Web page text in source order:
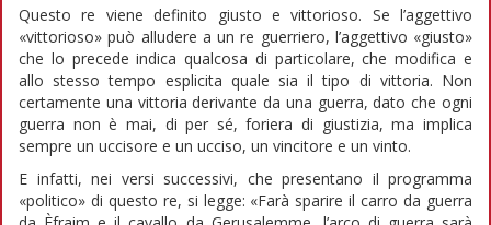
Questo re viene definito giusto e vittorioso. Se l’aggettivo
«vittorioso» può alludere a un re guerriero, l’aggettivo «giusto»
che lo precede indica qualcosa di particolare, che modifica e
allo stesso tempo esplicita quale sia il tipo di vittoria. Non
certamente una vittoria derivante da una guerra, dato che ogni
guerra non è mai, di per sé, foriera di giustizia, ma implica
sempre un uccisore e un ucciso, un vincitore e un vinto.
E infatti, nei versi successivi, che presentano il programma
«politico» di questo re, si legge: «Farà sparire il carro da guerra